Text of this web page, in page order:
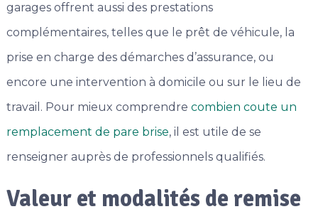
garages offrent aussi des prestations
complémentaires, telles que le prêt de véhicule, la
prise en charge des démarches d’assurance, ou
encore une intervention à domicile ou sur le lieu de
travail. Pour mieux comprendre combien coute un
remplacement de pare brise, il est utile de se
renseigner auprès de professionnels qualifiés.
Valeur et modalités de remise